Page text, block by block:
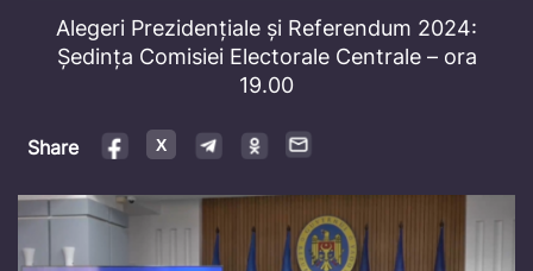
Alegeri Prezidențiale și Referendum 2024:
Ședința Comisiei Electorale Centrale – ora
19.00
Share